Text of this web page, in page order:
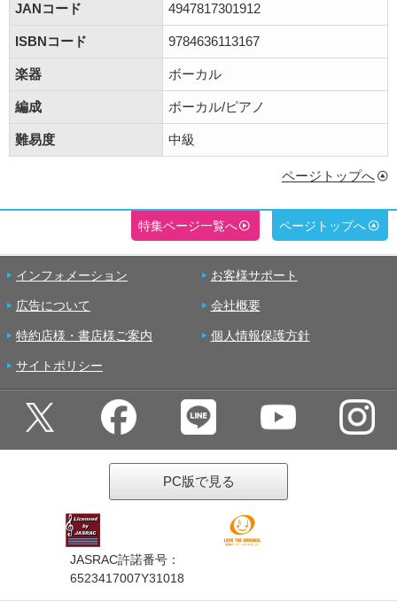
JANコード 4947817301912
ISBNコード 9784636113167
楽器 ボーカル
編成 ボーカル/ピアノ
難易度 中級
ページトップへ
特集ページ一覧へ ページトップへ
インフォメーション お客様サポート
広告について 会社概要
特約店様・書店様ご案内 個人情報保護方針
サイトポリシー
PC版で見る
JASRAC許諾番号：
6523417007Y31018